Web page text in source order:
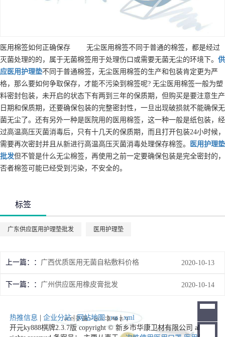
医用棉签如何正确保存 无尘医用棉签不同于普通的棉签，都是经过
灭菌处理的的，属于无菌棉签用于处理伤口或需要无菌无尘的环境下。 供
应 医用护理垫不同于普通棉签，无尘医用棉签的生产和包装肯定更为严
格，那么要如何争取保存，才能不污染到棉签呢? 无尘医用棉签一般为塑
料密封包装，未开启的状态下有两到三年的保质期，但购买是要注意生产
日期和保质期，还要确保包装的完整密封性，一旦出现破损就不能确保无
菌无尘了。还有另外一种是医院用的医用棉签，这一种一般是纸包装，经
过高温高压灭菌消毒后，只有十几天的保质期，而且打开包装24小时候，
需要再次密封并且从新进行高温高压灭菌消毒处理保存棉签。
医用护理垫
批发但不管是什么无尘棉签，再使用之前一定要确保包装是完全密封的，
否者棉签可能已经受到污染，不安全的。
标签
广东供应医用护理垫批发 医用护理垫
上一篇： 广西优质医用无菌自粘敷料价格 2020-10-13
下一篇： 广州供应医用橡皮膏批发 2020-10-14
热推信息 企业分站|网站地图|rss|xml
开元ky888棋牌2.3.7版 copyright © 新乡市华康卫材有限公司 all